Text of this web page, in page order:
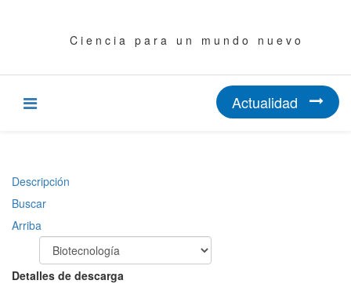
C i e n c i a p a r a u n m u n d o n u e v o
Actualidad
Descripción
Buscar
Arriba
Detalles de descarga